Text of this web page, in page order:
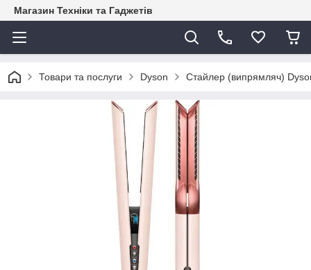
Магазин Техніки та Гаджетів
Товари та послуги Dyson Стайлер (випрямляч)